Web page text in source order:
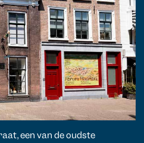
een van de oudste